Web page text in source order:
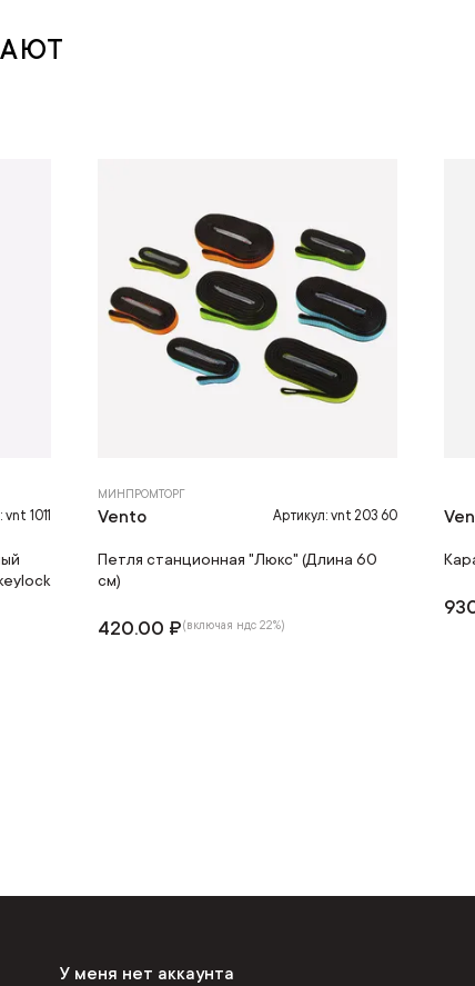
1011
МИНПРОМТОРГ
Vento Артикул: vnt 203 60
Петля станционная "Люкс" (Длина 60
см)
420.00 ₽(включая ндс 22%)
У меня нет аккаунта